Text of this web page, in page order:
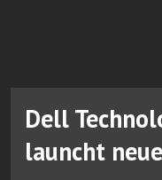
Dell
launcht